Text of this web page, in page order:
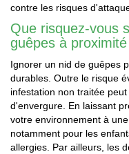
contre les risques
Que risquez-vous
guêpes à
Ignorer un nid de guêpes
durables. Outre le risque
infestation non traitée
d'envergure. En laissant
votre environnement à
notamment pour les
allergies. Par ailleurs, les